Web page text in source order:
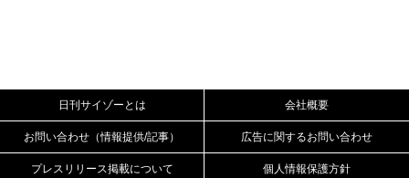
日刊サイゾーとは 会社概要
お問い合わせ（情報提供/記事） 広告に関するお問い合わせ
プレスリリース掲載について 個人情報保護方針